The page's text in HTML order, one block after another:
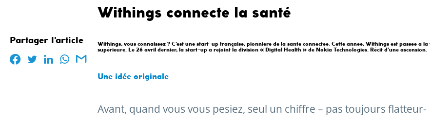
Partager l'article
Withings connecte la santé
Withings, vous connaissez ? C’est une start-up française, pionnière de la santé connectée. Cette année, Withings est passée à la
supérieure. Le 26 avril dernier, la start-up a rejoint la division « Digital Health » de Nokia Technologies. Récit d’une ascension.
Une idée originale
Avant, quand vous vous pesiez, seul un chiffre – pas toujours flatteur-